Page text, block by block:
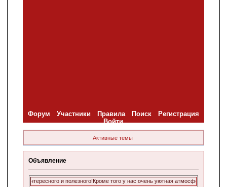
Форум Участники Правила Поиск
Регистрация
Войти
Активные темы
Объявление
всего интересного и полезного!Кроме того у нас очень уютная атмосфера и мы